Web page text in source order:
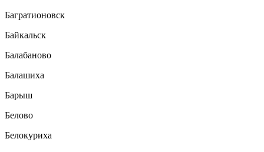
Багратионовск
Байкальск
Балабаново
Балашиха
Барыш
Белово
Белокуриха